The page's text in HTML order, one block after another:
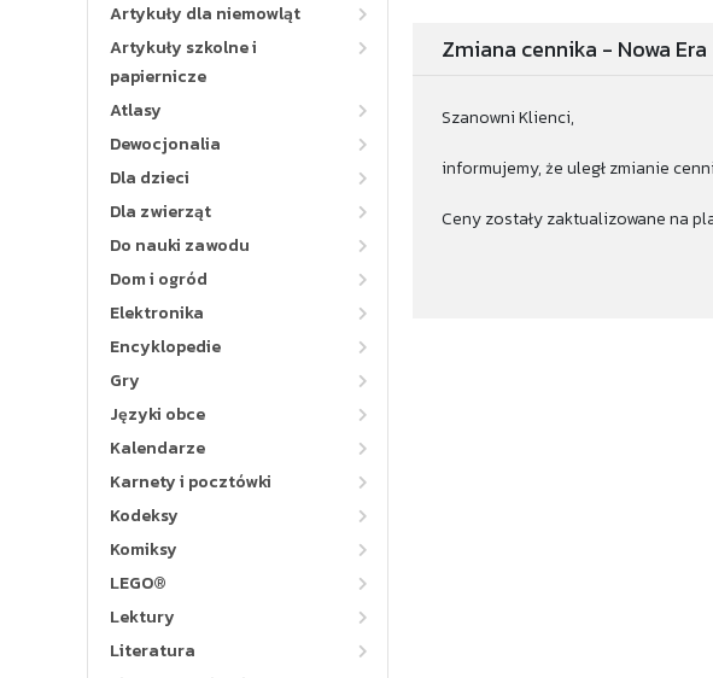
Artykuły dla niemowląt
Artykuły szkolne i
papiernicze
Atlasy
Dewocjonalia
Dla dzieci
Dla zwierząt
Do nauki zawodu
Dom i ogród
Elektronika
Encyklopedie
Gry
Języki obce
Kalendarze
Karnety i pocztówki
Kodeksy
Komiksy
LEGO®
Lektury
Literatura
Zmiana cennika - Nowa Era
Szanowni Klienci,
informujemy, że uległ zmianie
Ceny zostały zaktualizowane na